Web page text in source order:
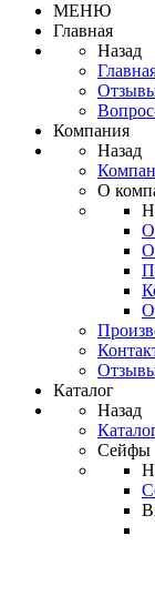
МЕНЮ
Главная
Назад
Компания
Назад
О
О
О
Каталог
Назад
Сейфы